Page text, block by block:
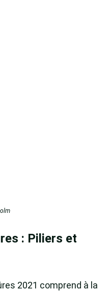
: Piliers et
2021 comprend à la